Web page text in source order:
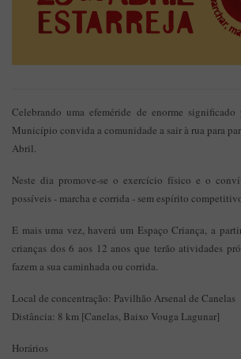
Celebrando uma efeméride de enorme significado
Município convida a comunidade a sair à rua para
Abril.
Neste dia promove-se o exercício físico e o
possíveis - marcha e corrida - sem espírito
E mais uma vez, haverá um Espaço Criança, a
crianças dos 6 aos 12 anos que terão atividades
fazem a sua caminhada ou corrida.
Local de concentração: Pavilhão Arsenal de Canelas
Distância: 8 km [Canelas, Baixo Vouga Lagunar]
Horários